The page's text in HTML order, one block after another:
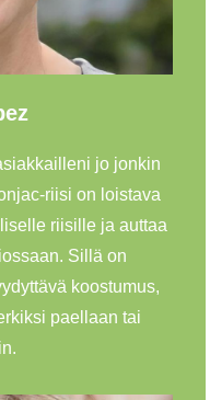
jo jonkin
riisi on loistava
riisille ja auttaa
Sillä on
koostumus,
paellaan tai